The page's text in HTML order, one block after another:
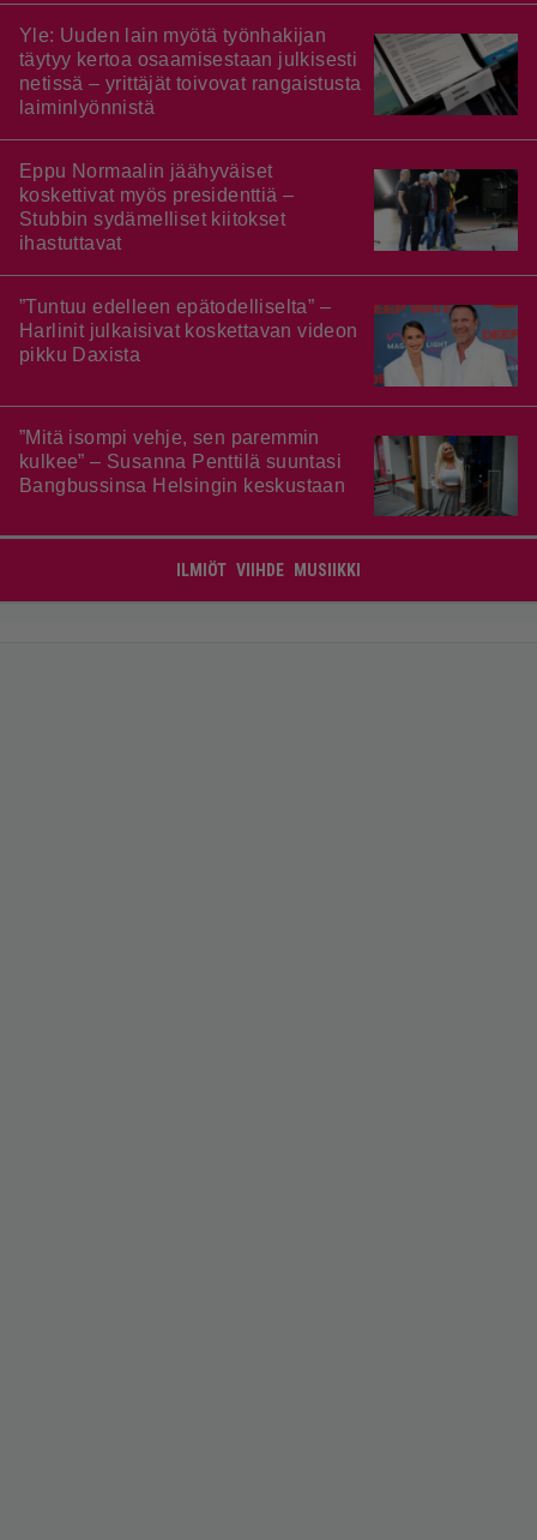
Yle: Uuden lain myötä työnhakijan
täytyy kertoa osaamisestaan julkisesti
netissä – yrittäjät toivovat rangaistusta
laiminlyönnistä
Eppu Normaalin jäähyväiset
koskettivat myös presidenttiä –
Stubbin sydämelliset kiitokset
ihastuttavat
”Tuntuu edelleen epätodelliselta” –
Harlinit julkaisivat koskettavan videon
pikku Daxista
”Mitä isompi vehje, sen paremmin
kulkee” – Susanna Penttilä suuntasi
Bangbussinsa Helsingin keskustaan
ILMIÖT VIIHDE MUSIIKKI